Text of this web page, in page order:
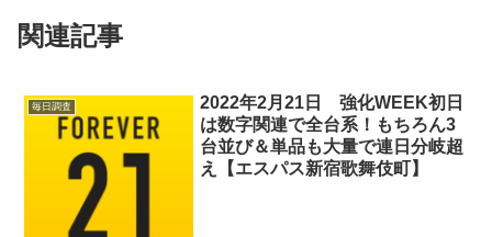
関連記事
毎日調査
2022年2月21日 強化WEEK初日
は数字関連で全台系！もちろん3
台並び＆単品も大量で連日分岐超
え【エスパス新宿歌舞伎町】